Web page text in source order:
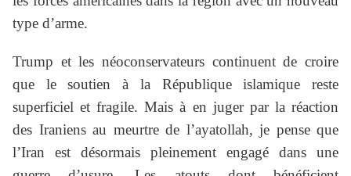
type d’arme.
Trump et les néoconservateurs continuent de croire
que le soutien à la République islamique reste
superficiel et fragile. Mais à en juger par la réaction
des Iraniens au meurtre de l’ayatollah, je pense que
l’Iran est désormais pleinement engagé dans une